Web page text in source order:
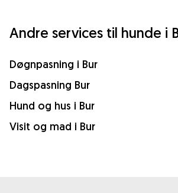
Andre services til hunde i
Døgnpasning i Bur
Dagspasning Bur
Hund og hus i Bur
Visit og mad i Bur